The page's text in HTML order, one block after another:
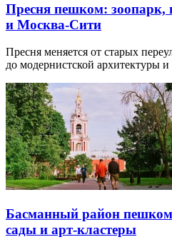
Пресня пешком: зоопарк,
и Москва-Сити
Пресня меняется от старых
до модернистской архитектуры
Басманный район
сады и арт-кластеры